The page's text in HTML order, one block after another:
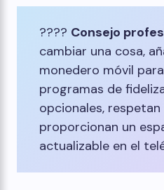
???? Consejo
cambiar una cosa,
monedero móvil
programas de
opcionales,
proporcionan un
actualizable en el